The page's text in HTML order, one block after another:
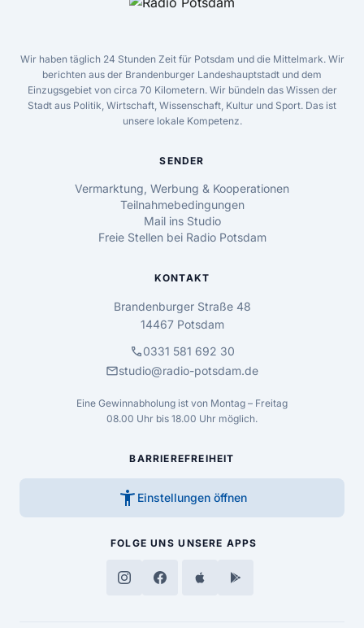
Wir haben täglich 24 Stunden Zeit für Potsdam und die Mittelmark. Wir
berichten aus der Brandenburger Landeshauptstadt und dem
Einzugsgebiet von circa 70 Kilometern. Wir bündeln das Wissen der
Stadt aus Politik, Wirtschaft, Wissenschaft, Kultur und Sport. Das ist
unsere lokale Kompetenz.
SENDER
Vermarktung, Werbung & Kooperationen
Teilnahmebedingungen
Mail ins Studio
Freie Stellen bei Radio Potsdam
KONTAKT
Brandenburger Straße 48
14467 Potsdam
call0331 581 692 30
mailstudio@radio-potsdam.de
Eine Gewinnabholung ist von Montag – Freitag
08.00 Uhr bis 18.00 Uhr möglich.
BARRIEREFREIHEIT
accessibility_new Einstellungen öffnen
FOLGE UNS UNSERE APPS